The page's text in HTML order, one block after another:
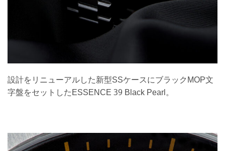
設計をリニューアルした新型SSケースにブラックMOP文
字盤をセットしたESSENCE 39 Black Pearl。